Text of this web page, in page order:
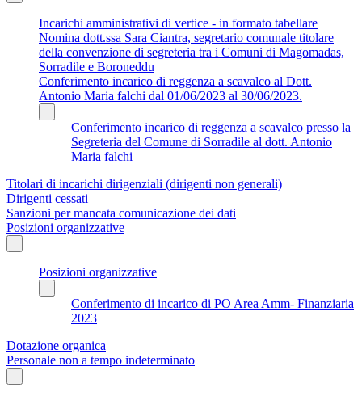
Incarichi amministrativi di vertice - in formato tabellare
Nomina dott.ssa Sara Ciantra, segretario comunale titolare
della convenzione di segreteria tra i Comuni di Magomadas,
Sorradile e Boroneddu
Conferimento incarico di reggenza a scavalco al Dott.
Antonio Maria falchi dal 01/06/2023 al 30/06/2023.
Conferimento incarico di reggenza a scavalco presso la
Segreteria del Comune di Sorradile al dott. Antonio
Maria falchi
Titolari di incarichi dirigenziali (dirigenti non generali)
Dirigenti cessati
Sanzioni per mancata comunicazione dei dati
Posizioni organizzative
Posizioni organizzative
Conferimento di incarico di PO Area Amm- Finanziaria
2023
Dotazione organica
Personale non a tempo indeterminato